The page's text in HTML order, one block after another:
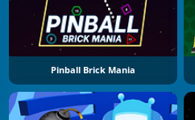
Pinball Brick Mania